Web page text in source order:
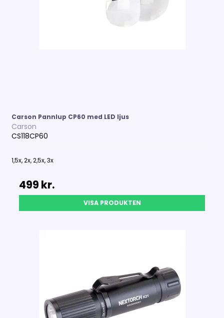
Carson Pannlup CP60 med LED ljus
Carson
CS118CP60
1,5x, 2x, 2,5x, 3x
499 kr.
VISA PRODUKTEN